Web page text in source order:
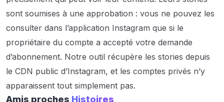
sont soumises à une approbation : vous ne pouvez les
consulter dans l’application Instagram que si le
propriétaire du compte a accepté votre demande
d’abonnement. Notre outil récupère les stories depuis
le CDN public d’Instagram, et les comptes privés n’y
apparaissent tout simplement pas.
Amis proches Histoires